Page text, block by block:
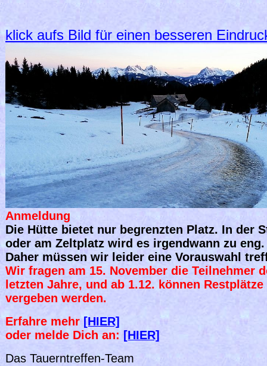
klick aufs Bild für einen besseren
Anmeldung
Die Hütte bietet nur begrenzten Platz. In der
oder am Zeltplatz wird es irgendwann zu eng.
Daher müssen wir leider eine Vorauswahl
Wir fragen am 15. November die Teilnehmer
letzten Jahre, und ab 1.12. können Restplätze
vergeben werden.
Erfahre mehr [HIER]
oder melde Dich an: [HIER]
Das Tauerntreffen-Team